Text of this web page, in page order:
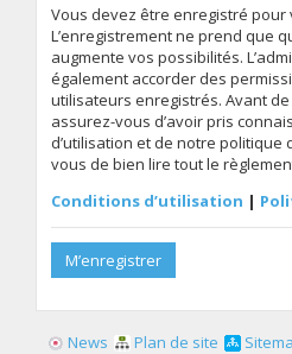
Vous devez être enregistré pour
L’enregistrement ne prend que
augmente vos possibilités.
également accorder des
utilisateurs enregistrés. Avant
assurez-vous d’avoir pris
d’utilisation et de notre politique
vous de bien lire tout le
Conditions d’utilisation |
M’enregistrer
News Plan de site